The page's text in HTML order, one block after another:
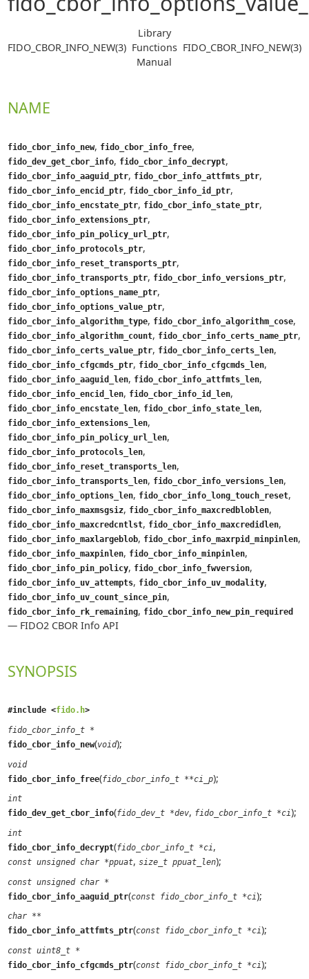
FIDO_CBOR_INFO_NEW(3)
Library
Functions
Manual
FIDO_CBOR_INFO_NEW(3)
NAME
fido_cbor_info_new, fido_cbor_info_free,
fido_dev_get_cbor_info, fido_cbor_info_decrypt,
fido_cbor_info_aaguid_ptr, fido_cbor_info_attfmts_ptr,
fido_cbor_info_encid_ptr, fido_cbor_info_id_ptr,
fido_cbor_info_encstate_ptr, fido_cbor_info_state_ptr,
fido_cbor_info_extensions_ptr,
fido_cbor_info_pin_policy_url_ptr,
fido_cbor_info_protocols_ptr,
fido_cbor_info_reset_transports_ptr,
fido_cbor_info_transports_ptr, fido_cbor_info_versions_ptr,
fido_cbor_info_options_name_ptr,
fido_cbor_info_options_value_ptr,
fido_cbor_info_algorithm_type, fido_cbor_info_algorithm_cose,
fido_cbor_info_algorithm_count, fido_cbor_info_certs_name_ptr,
fido_cbor_info_certs_value_ptr, fido_cbor_info_certs_len,
fido_cbor_info_cfgcmds_ptr, fido_cbor_info_cfgcmds_len,
fido_cbor_info_aaguid_len, fido_cbor_info_attfmts_len,
fido_cbor_info_encid_len, fido_cbor_info_id_len,
fido_cbor_info_encstate_len, fido_cbor_info_state_len,
fido_cbor_info_extensions_len,
fido_cbor_info_pin_policy_url_len,
fido_cbor_info_protocols_len,
fido_cbor_info_reset_transports_len,
fido_cbor_info_transports_len, fido_cbor_info_versions_len,
fido_cbor_info_options_len, fido_cbor_info_long_touch_reset,
fido_cbor_info_maxmsgsiz, fido_cbor_info_maxcredbloblen,
fido_cbor_info_maxcredcntlst, fido_cbor_info_maxcredidlen,
fido_cbor_info_maxlargeblob, fido_cbor_info_maxrpid_minpinlen,
fido_cbor_info_maxpinlen, fido_cbor_info_minpinlen,
fido_cbor_info_pin_policy, fido_cbor_info_fwversion,
fido_cbor_info_uv_attempts, fido_cbor_info_uv_modality,
fido_cbor_info_uv_count_since_pin,
fido_cbor_info_rk_remaining, fido_cbor_info_new_pin_required
— FIDO2 CBOR Info API
SYNOPSIS
#include <fido.h>
fido_cbor_info_t *
fido_cbor_info_new(void);
void
fido_cbor_info_free(fido_cbor_info_t **ci_p);
int
fido_dev_get_cbor_info(fido_dev_t *dev, fido_cbor_info_t *ci);
int
fido_cbor_info_decrypt(fido_cbor_info_t *ci,
const unsigned char *ppuat, size_t ppuat_len);
const unsigned char *
fido_cbor_info_aaguid_ptr(const fido_cbor_info_t *ci);
char **
fido_cbor_info_attfmts_ptr(const fido_cbor_info_t *ci);
const uint8_t *
fido_cbor_info_cfgcmds_ptr(const fido_cbor_info_t *ci);